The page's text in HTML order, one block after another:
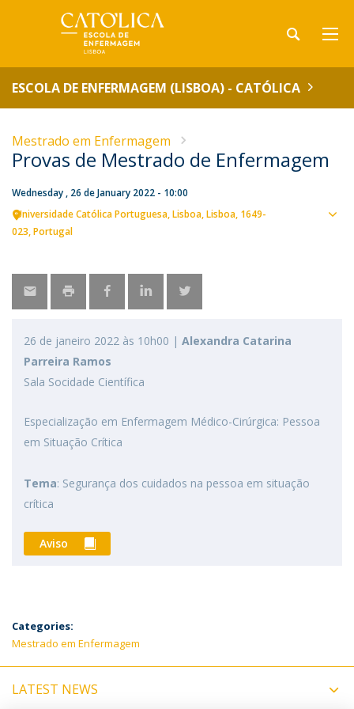
ESCOLA DE ENFERMAGEM (LISBOA) - CATÓLICA
Mestrado em Enfermagem
Provas de Mestrado de Enfermagem
Wednesday , 26 de January 2022 - 10:00
Universidade Católica Portuguesa Lisboa Lisboa 1649-
023 Portugal
26 de janeiro 2022 às 10h00 | Alexandra Catarina
Parreira Ramos
Sala Socidade Científica
Especialização em Enfermagem Médico-Cirúrgica: Pessoa
em Situação Crítica
Tema: Segurança dos cuidados na pessoa em situação
crítica
Aviso
Categories:
Mestrado em Enfermagem
LATEST NEWS